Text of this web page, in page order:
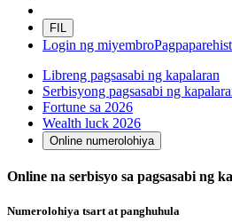
FIL
Login ng miyembro
Libreng pagsasabi ng kapalaran
Serbisyong pagsasabi ng
Fortune sa 2026
Wealth luck 2026
Online numerolohiya
Online na serbisyo sa pagsasabi ng
Numerolohiya tsart at panghuhula